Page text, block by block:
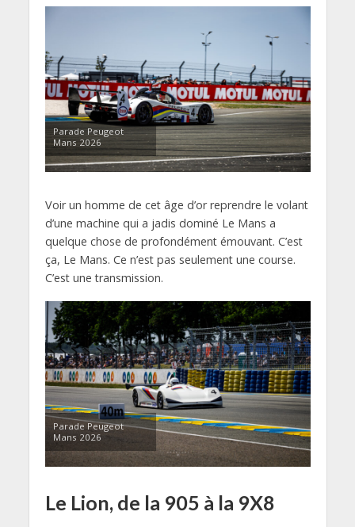
Parade Peugeot
Mans 2026
Voir un homme de cet âge d’or reprendre le volant
d’une machine qui a jadis dominé Le Mans a
quelque chose de profondément émouvant. C’est
ça, Le Mans. Ce n’est pas seulement une course.
C’est une transmission.
Parade Peugeot
Mans 2026
Le Lion, de la 905 à la 9X8